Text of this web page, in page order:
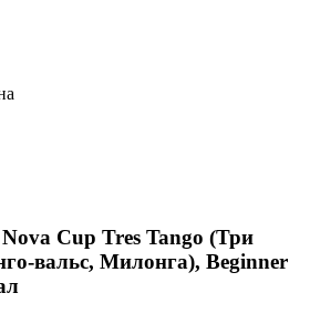
Nova Cup Tres Tango (Три
вальс, Милонга), Beginner